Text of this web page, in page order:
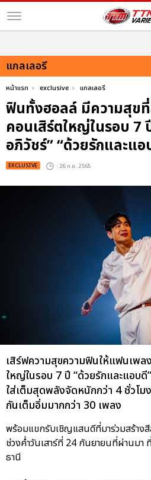
แกลเลอรี
หน้าแรก exclusive แกลเลอรี
ฟินทั้งฮอลล์ มีความสุข
คอนเสิร์ตใหญ่ในรอบ 7
อภิวัชร์” “ด้วยรักและแอ
EXCLUSIVE : 26 ก.ย. 2565
เสิร์ฟความสุขความฟินให้แฟนเพล
ใหญ่ในรอบ 7 ปี “ด้วยรักและแอบ
ใส่เต็มสุดพลังจัดหนักกว่า 4 ชั่วโม
กันเต็มอิ่มมากกว่า 30 เพลง
พร้อมแขกรับเชิญแสนดีที่มาร่วมสร้าง
ช่วงค่ำวันเสาร์ที่ 24 กันยายนที่ผ่านมา
ธานี